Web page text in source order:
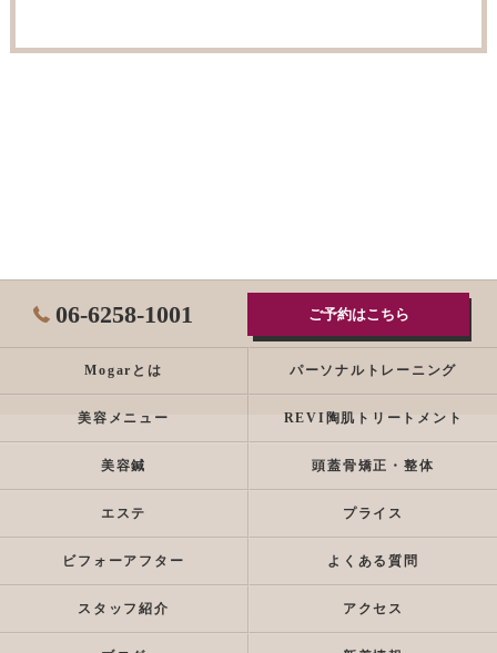
06-6258-1001 ご予約はこちら
Mogarとは パーソナルトレーニング
美容メニュー REVI陶肌トリートメント
美容鍼 頭蓋骨矯正・整体
エステ プライス
ビフォーアフター よくある質問
スタッフ紹介 アクセス